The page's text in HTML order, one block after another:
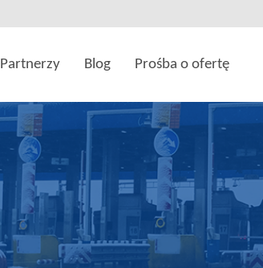
Partnerzy Blog Prośba o ofertę